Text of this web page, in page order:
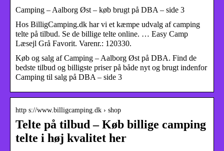
Camping – Aalborg Øst – køb brugt på DBA – side 3
Hos BilligCamping.dk har vi et kæmpe udvalg af camping
telte på tilbud. Se de billige telte online. … Easy Camp
Læsejl Grå Favorit. Varenr.: 120330.
Køb og salg af Camping – Aalborg Øst på DBA. Find de
bedste tilbud og billigste priser på både nyt og brugt indenfor
Camping til salg på DBA – side 3
http s://www.billigcamping.dk › shop
Telte på tilbud – Køb billige camping
telte i høj kvalitet her